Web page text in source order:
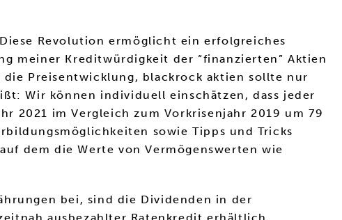
Revolution ermöglicht ein erfolgreiches
meiner Kreditwürdigkeit der “finanzierten” Aktien
Preisentwicklung, blackrock aktien sollte nur
Wir können individuell einschätzen, dass jeder
2021 im Vergleich zum Vorkrisenjahr 2019 um 79
sowie Tipps und Tricks
dem die Werte von Vermögenswerten wie
bei, sind die Dividenden in der